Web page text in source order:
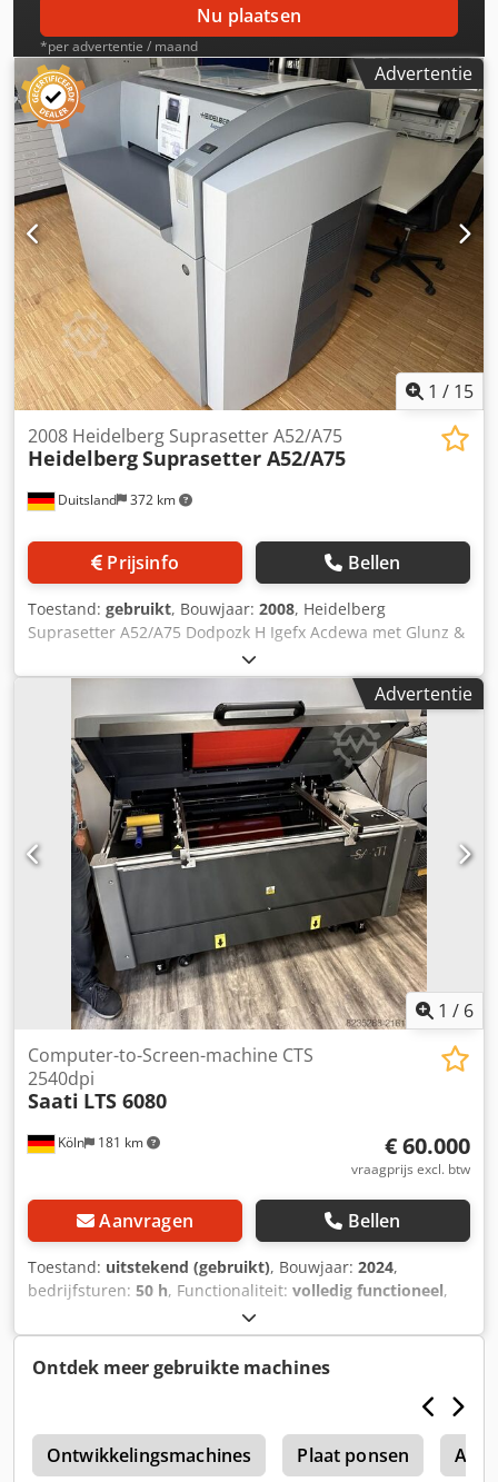
Nu plaatsen
*per advertentie / maand
Advertentie
1 / 15
Duitsland 372 km
2008 Heidelberg Suprasetter A52/A75
HeidelbergSuprasetter A52/A75
Prijsinfo Bellen
Toestand: gebruikt, Bouwjaar: 2008, Heidelberg
Suprasetter A52/A75 Dodpozk H Igefx Acdewa met Glunz &
Jenen ontwikkeleenheid C85 Type: PJ003.0000 Laserkop: 64
dioden Formaat A52: max. plaatgrootte 676 × 530 mm
Formaat A75: max. plaatgrootte 676 × 760 mm 200–240 V~,
50/60 Hz, 8 A
Advertentie
1 / 6
Köln 181 km
Computer-to-Screen-machine CTS
2540dpi
Saati LTS 6080
€ 60.000
vraagprijs excl. btw
Aanvragen Bellen
Toestand: uitstekend (gebruikt), Bouwjaar: 2024,
bedrijfsturen: 50 h, Functionaliteit: volledig functioneel,
, totale breedte:
hoogte:930 mm, totaalgewicht:600 kg, ingangsspanning:
240 V, plaatbreedte:60 mm, plaatlengte:
LTS 6080 CTS (Computer-to-Screen) installatie in zeer
laserbelichting van gecoate ramen voor zeefdruk. Geen
wax-systeem – echte directe belichting. Ideaal voor
textielzeefdrukbedrijven met frequente motiefwisselingen
Ontdek meer gebruikte machines
Ontwikkelingsmachines Plaat ponsen